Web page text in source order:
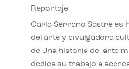
Reportaje
Carla Serrano Sastre es
del arte y divulgadora
de Una historia del arte
dedica su trabajo a